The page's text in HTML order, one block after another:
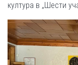
култура в „Шести